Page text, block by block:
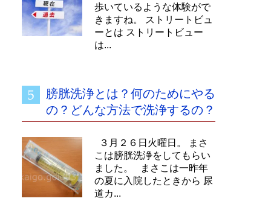
歩いているような体験がで
きますね。 ストリートビュ
ーとは ストリートビュー
は...
膀胱洗浄とは？何のためにやる
の？どんな方法で洗浄するの？
３月２６日火曜日。 まさ
こは膀胱洗浄をしてもらい
ました。 まさこは一昨年
の夏に入院したときから 尿
道カ...